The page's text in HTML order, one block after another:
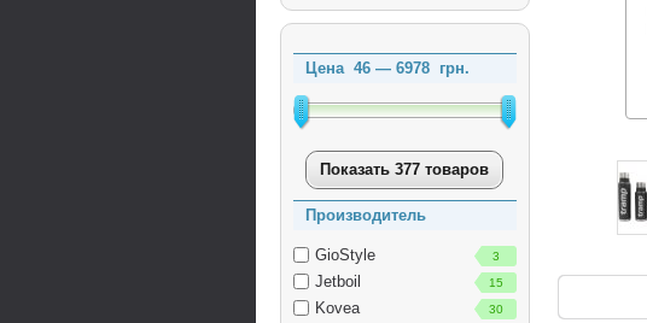
Цена 46 — 6978 грн.
Показать 377 товаров
Производитель
GioStyle 3
Jetboil 15
Kovea 30